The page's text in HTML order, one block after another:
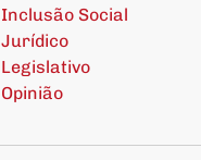
Inclusão Social
Jurídico
Legislativo
Opinião